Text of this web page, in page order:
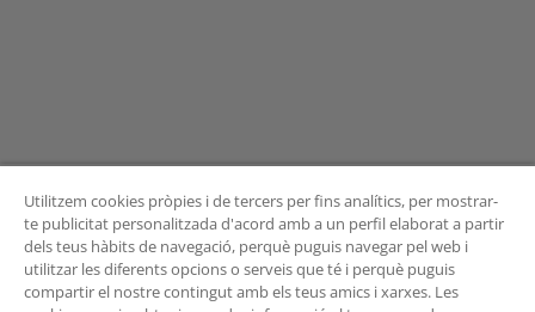
BUTLLETÍ
Utilitzem cookies pròpies i de tercers per fins analítics, per mostrar-
te publicitat personalitzada d'acord amb a un perfil elaborat a partir
dels teus hàbits de navegació, perquè puguis navegar pel web i
utilitzar les diferents opcions o serveis que té i perquè puguis
compartir el nostre contingut amb els teus amics i xarxes. Les